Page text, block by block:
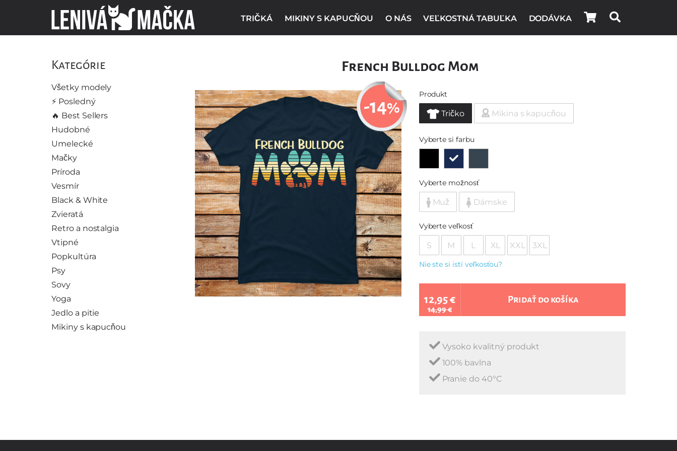
TRIČKÁ MIKINY S KAPUCŇOU O NÁS VEĽKOSTNÁ TABUĽKA DODÁVKA
Kategórie
Všetky modely
⚡️ Posledný
🔥 Best Sellers
Hudobné
Umelecké
Mačky
Príroda
Vesmír
Black & White
Zvieratá
Retro a nostalgia
Vtipné
Popkultúra
Psy
Sovy
Yoga
Jedlo a pitie
Mikiny s kapucňou
French Bulldog Mom
-14%
Produkt
Tričko Mikina s kapucňou
Vyberte si farbu
Vyberte možnosť
Muž Dámske
Vyberte veľkosť
S M L XL XXL 3XL
Nie ste si istí veľkosťou?
12,95 €
14,99 €
Pridať do košíka
Vysoko kvalitný produkt
100% bavlna
Pranie do 40°C